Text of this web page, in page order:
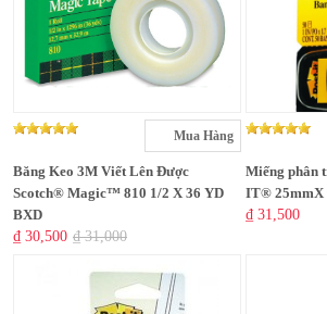
Mua Hàng
Băng Keo 3M Viết Lên Được
Scotch® Magic™ 810 1/2 X 36 YD
BXD
₫ 30,500 ₫ 31,000
Miếng phân
IT® 25mmX
₫ 31,500